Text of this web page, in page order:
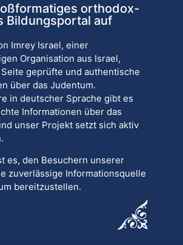
orthodox-
Bildungsportal auf
Imrey Israel, einer
Organisation aus Israel,
geprüfte und authentische
über das Judentum.
in deutscher Sprache gibt es
Informationen über das
unser Projekt setzt sich aktiv
es, den Besuchern unserer
zuverlässige Informationsquelle
bereitzustellen.